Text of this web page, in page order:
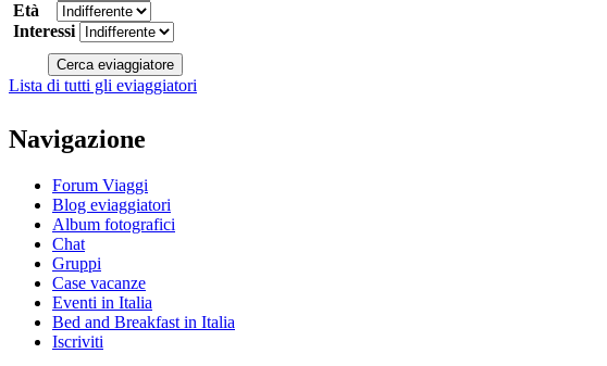
Età
Interessi
Lista di tutti gli eviaggiatori
Navigazione
Forum Viaggi
Blog eviaggiatori
Album fotografici
Chat
Gruppi
Case vacanze
Eventi in Italia
Bed and Breakfast in Italia
Iscriviti